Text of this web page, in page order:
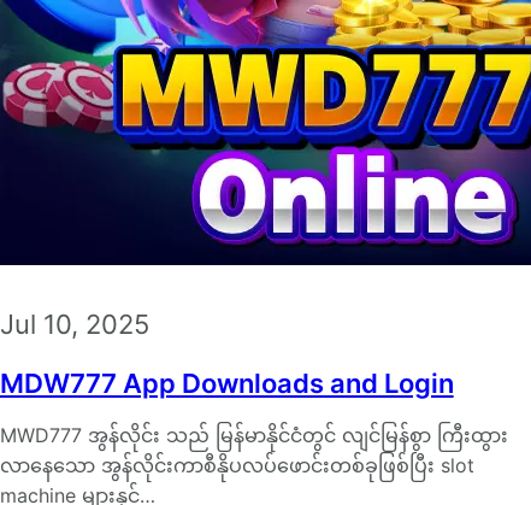
Jul 10, 2025
MDW777 App Downloads and Login
MWD777 အွန်လိုင်း သည် မြန်မာနိုင်ငံတွင် လျင်မြန်စွာ ကြီးထွား
လာနေသော အွန်လိုင်းကာစီနိုပလပ်ဖောင်းတစ်ခုဖြစ်ပြီး slot
machine များနှင့်…